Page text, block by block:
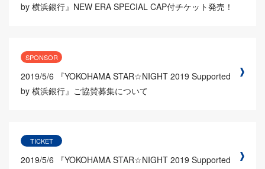
by 横浜銀行』NEW ERA SPECIAL CAP付チケット発売！
SPONSOR
2019/5/6
『YOKOHAMA STAR☆NIGHT 2019 Supported
by 横浜銀行』ご協賛募集について
TICKET
2019/5/6
『YOKOHAMA STAR☆NIGHT 2019 Supported